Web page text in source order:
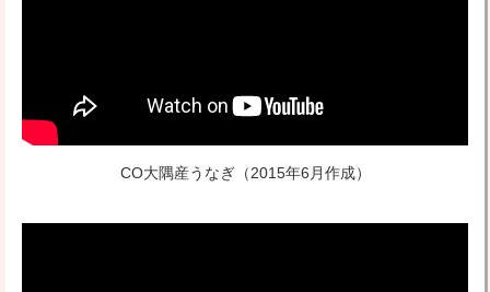
CO大隅産うなぎ（2015年6月作成）